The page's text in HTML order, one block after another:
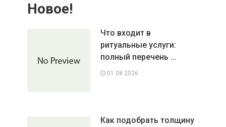
Новое!
Что входит в
ритуальные услуги:
полный перечень …
01.08.2026
Как подобрать толщину